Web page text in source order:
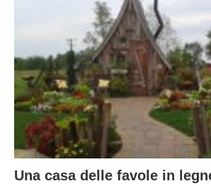
Una casa delle favole in